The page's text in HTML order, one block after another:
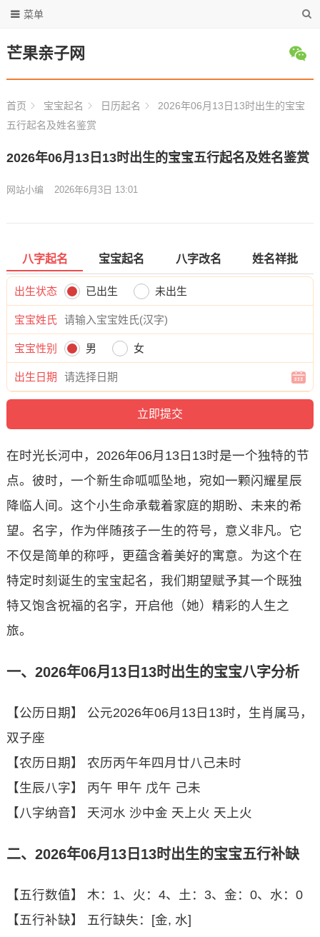
芒果亲子网
菜单
首页 宝宝起名 日历起名
2026年06月13日13时出生的宝宝
五行起名及姓名鉴赏
2026年06月13日13时出生的宝宝五行起名及姓名鉴赏
网站小编 2026年6月3日 13:01
八字起名 宝宝起名 八字改名 姓名祥批
出生状态 已出生 未出生
宝宝姓氏
宝宝性别 男 女
出生日期
在时光长河中，2026年06月13日13时是一个独特的节
点。彼时，一个新生命呱呱坠地，宛如一颗闪耀星辰
降临人间。这个小生命承载着家庭的期盼、未来的希
望。名字，作为伴随孩子一生的符号，意义非凡。它
不仅是简单的称呼，更蕴含着美好的寓意。为这个在
特定时刻诞生的宝宝起名，我们期望赋予其一个既独
特又饱含祝福的名字，开启他（她）精彩的人生之
旅。
一、2026年06月13日13时出生的宝宝八字分析
【公历日期】 公元2026年06月13日13时，生肖属马，
双子座
【农历日期】 农历丙午年四月廿八己未时
【生辰八字】 丙午 甲午 戊午 己未
【八字纳音】 天河水 沙中金 天上火 天上火
二、2026年06月13日13时出生的宝宝五行补缺
【五行数值】 木：1、火：4、土：3、金：0、水：0
【五行补缺】 五行缺失：[金, 水]